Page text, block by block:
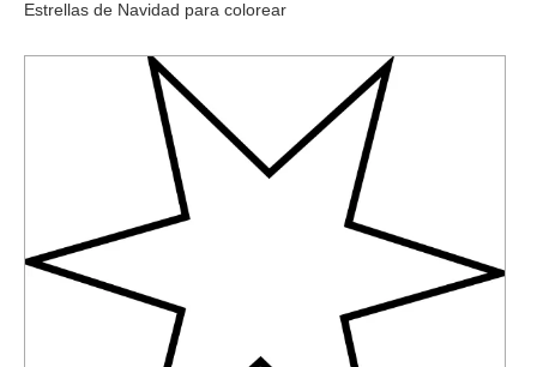
Estrellas de Navidad para colorear